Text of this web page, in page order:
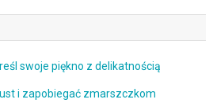
swoje piękno z delikatnością
i zapobiegać zmarszczkom